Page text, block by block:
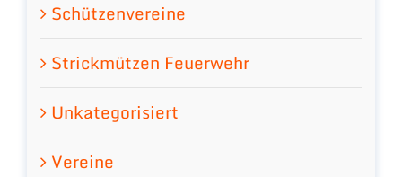
Schützenvereine
Strickmützen Feuerwehr
Unkategorisiert
Vereine